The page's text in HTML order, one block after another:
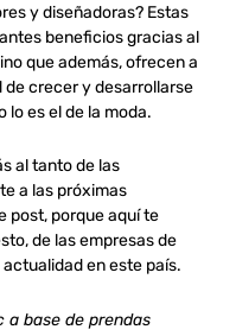
y diseñadoras? Estas
beneficios gracias al
que además, ofrecen a
de crecer y desarrollarse
es el de la moda.
al tanto de las
a las próximas
post, porque aquí te
de las empresas de
en este país.
a base de prendas